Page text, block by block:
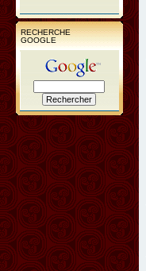
RECHERCHE
GOOGLE